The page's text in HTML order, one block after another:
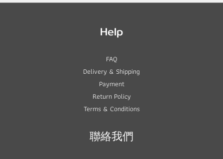
Help
FAQ
Delivery & Shipping
Payment
Return Policy
Terms & Conditions
聯絡我們